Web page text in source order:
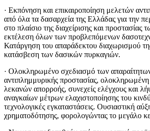
· Εκπόνηση και επικαιροποίηση μελετών
από όλα τα δασαρχεία της Ελλάδας για την
στο πλαίσιο της διαχείρισης και προστασίας
εκτέλεση όλων των προβλεπόμενων
Κατάργηση του απαράδεκτου διαχωρισμού
κατάσβεση των δασικών πυρκαγιών.
· Ολοκληρωμένο σχεδιασμό των
αντιπλημμυρικής προστασίας, ολοκληρωμένη
λεκανών απορροής, συνεχείς ελέγχους και
αναγκαίων μέτρων ελαχιστοποίησης του
τεχνολογικές εγκαταστάσεις. Ουσιαστική
χρηματοδότησης, φορολογώντας το μεγάλο